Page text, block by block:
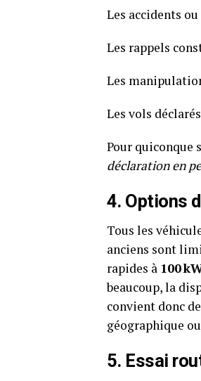
Les accidents
Les rappels
Les
Les vols
Pour quiconque
déclaration en
4. Options
Tous les
anciens sont
rapides à 100
beaucoup, la
convient donc
géographique
5. Essai